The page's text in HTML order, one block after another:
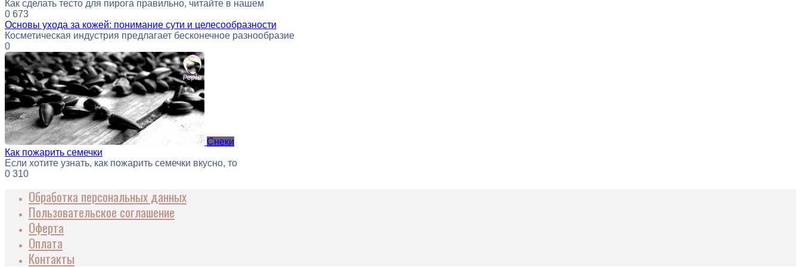
Как сделать тесто для пирога правильно, читайте в нашем
0 673
Основы ухода за кожей: понимание сути и целесообразности
Косметическая индустрия предлагает бесконечное разнообразие
0
Снеки
Как пожарить семечки
Если хотите узнать, как пожарить семечки вкусно, то
0 310
Обработка персональных данных
Пользовательское соглашение
Оферта
Оплата
Контакты